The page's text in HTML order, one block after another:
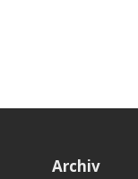
Archiv